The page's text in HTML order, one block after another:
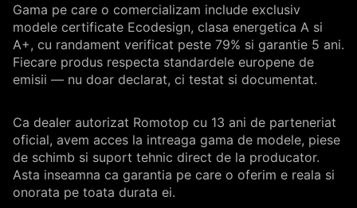
Gama pe care o comercializam include exclusiv
modele certificate Ecodesign, clasa energetica A si
A+, cu randament verificat peste 79% si garantie 5 ani.
Fiecare produs respecta standardele europene de
emisii — nu doar declarat, ci testat si documentat.
Ca dealer autorizat Romotop cu 13 ani de parteneriat
oficial, avem acces la intreaga gama de modele, piese
de schimb si suport tehnic direct de la producator.
Asta inseamna ca garantia pe care o oferim e reala si
onorata pe toata durata ei.